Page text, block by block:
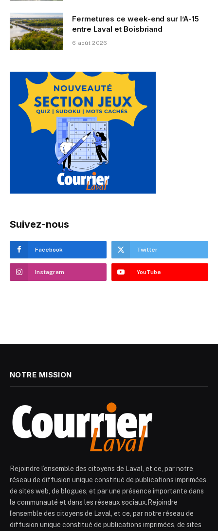
Fermetures ce week-end sur l’A-15
entre Laval et Boisbriand
6 août 2026
Suivez-nous
Facebook Twitter
Instagram YouTube
NOTRE MISSION
Rejoindre l’ensemble des citoyens de Laval, et ce, par notre
réseau de diffusion unique constitué de publications imprimées,
de sites web, de blogues, et par une présence importante dans
la communauté et dans les réseaux sociaux.Rejoindre
l’ensemble des citoyens de Laval, et ce, par notre réseau de
diffusion unique constitué de publications imprimées, de sites